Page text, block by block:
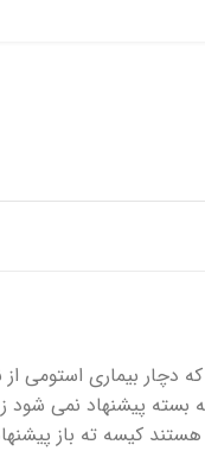
بیماری استومی
بسته پیشنهاد نمی
هستند کیسه ته باز